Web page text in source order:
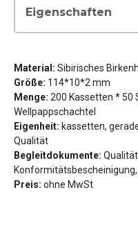
Eigenschaften
Material: Sibirisches
Größe: 114*10*2 mm
Menge: 200 Kassetten * 50
Wellpappschachtel
Eigenheit: kassetten,
Qualität
Begleitdokumente:
Preis: ohne MwSt